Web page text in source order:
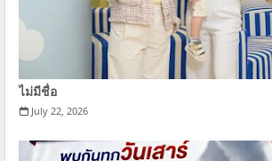
ไม่มีชื่อ
July 22, 2026